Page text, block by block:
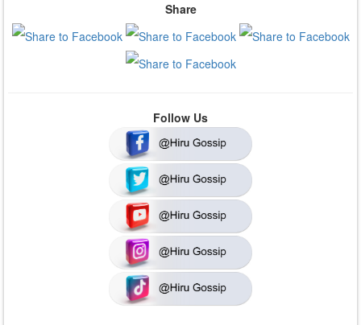
Share
Follow Us